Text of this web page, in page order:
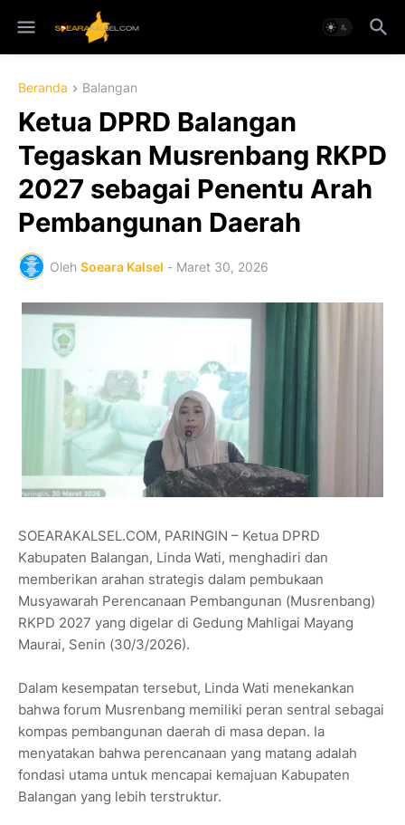
Beranda Balangan
Ketua DPRD Balangan
Tegaskan Musrenbang RKPD
2027 sebagai Penentu Arah
Pembangunan Daerah
Oleh Soeara Kalsel - Maret 30, 2026
SOEARAKALSEL.COM, PARINGIN – Ketua DPRD
Kabupaten Balangan, Linda Wati, menghadiri dan
memberikan arahan strategis dalam pembukaan
Musyawarah Perencanaan Pembangunan (Musrenbang)
RKPD 2027 yang digelar di Gedung Mahligai Mayang
Maurai, Senin (30/3/2026).
Dalam kesempatan tersebut, Linda Wati menekankan
bahwa forum Musrenbang memiliki peran sentral sebagai
kompas pembangunan daerah di masa depan. Ia
menyatakan bahwa perencanaan yang matang adalah
fondasi utama untuk mencapai kemajuan Kabupaten
Balangan yang lebih terstruktur.